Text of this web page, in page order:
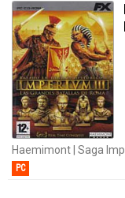
Haemimont | Saga
PC